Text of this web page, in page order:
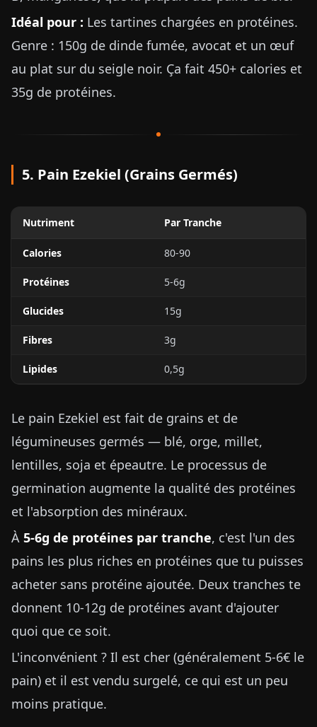
Idéal pour : Les tartines chargées en protéines.
Genre : 150g de dinde fumée, avocat et un œuf
au plat sur du seigle noir. Ça fait 450+ calories et
35g de protéines.
5. Pain Ezekiel (Grains Germés)
Nutriment Par Tranche
Calories 80-90
Protéines 5-6g
Glucides 15g
Fibres 3g
Lipides 0,5g
Le pain Ezekiel est fait de grains et de
légumineuses germés — blé, orge, millet,
lentilles, soja et épeautre. Le processus de
germination augmente la qualité des protéines
et l'absorption des minéraux.
À 5-6g de protéines par tranche, c'est l'un des
pains les plus riches en protéines que tu puisses
acheter sans protéine ajoutée. Deux tranches te
donnent 10-12g de protéines avant d'ajouter
quoi que ce soit.
L'inconvénient ? Il est cher (généralement 5-6€ le
pain) et il est vendu surgelé, ce qui est un peu
moins pratique.